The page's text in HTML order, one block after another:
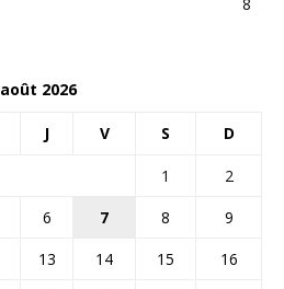
8
août 2026
J V S D
1
2
6 7 8
9
13 14 15
16